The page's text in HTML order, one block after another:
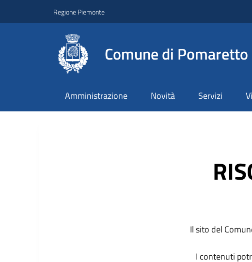
Regione Piemonte
Comune di Pomaretto
Amministrazione Novità Servizi
Il sito del
I contenuti